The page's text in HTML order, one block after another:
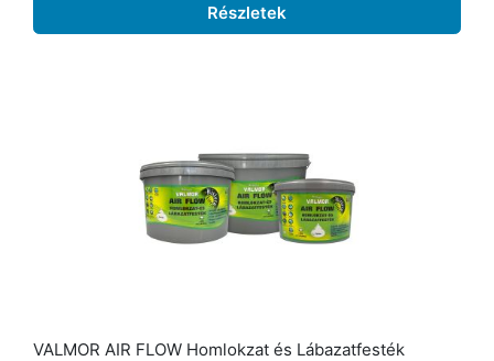
Részletek
VALMOR AIR FLOW Homlokzat és Lábazatfesték